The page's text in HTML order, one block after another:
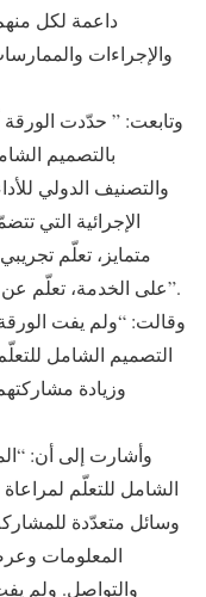
داعمة لكل
والإجراءات
وتابعت: ” حدّدت الورقة
بالتصميم
والتصنيف الدولي
الإجرائية التي
متمايز، تعلّم
على الخدمة، تعلّم عن طريق حل المشكلات والتعليم التشاركي”.
وقالت: “ولم يفت الورقة
التصميم الشامل
وزيادة
وأشارت إلى أن:
الشامل للتعلّم
وسائل متعدّدة
المعلومات
والتواصل. ولم